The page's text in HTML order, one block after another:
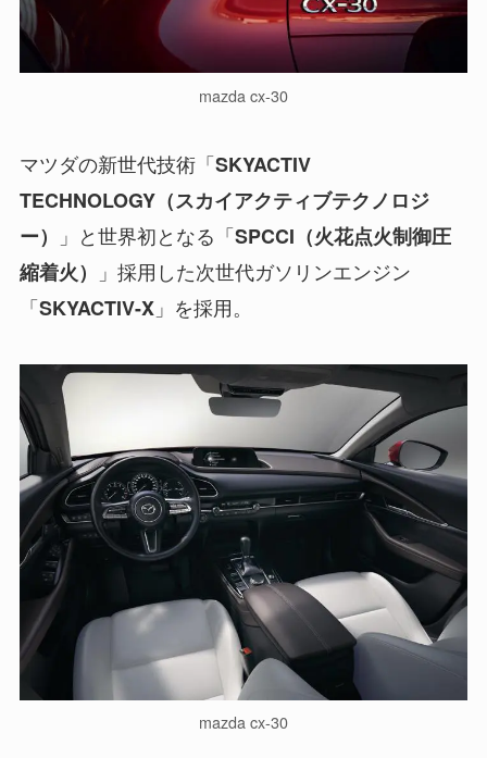
mazda cx-30
マツダの新世代技術「SKYACTIV
TECHNOLOGY（スカイアクティブテクノロジ
ー）
」と世界初となる「SPCCI（火花点火制御圧
縮着火）
」採用した次世代ガソリンエンジン
「SKYACTIV-X」を採用。
mazda cx-30